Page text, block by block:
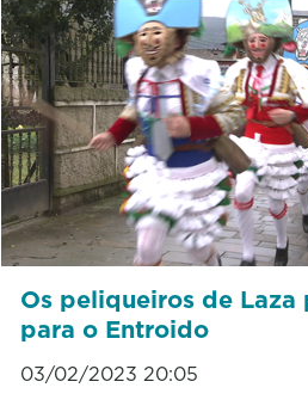
Os peliqueiros de Laza
para o Entroido
03/02/2023 20:05